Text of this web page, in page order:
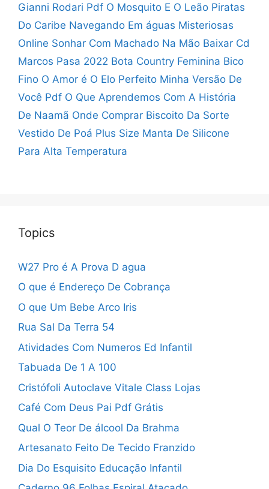
Gianni Rodari Pdf O Mosquito E O Leão Piratas
Do Caribe Navegando Em águas Misteriosas
Online Sonhar Com Machado Na Mão Baixar Cd
Marcos Pasa 2022 Bota Country Feminina Bico
Fino O Amor é O Elo Perfeito Minha Versão De
Você Pdf O Que Aprendemos Com A História
De Naamã Onde Comprar Biscoito Da Sorte
Vestido De Poá Plus Size Manta De Silicone
Para Alta Temperatura
Topics
W27 Pro é A Prova D agua
O que é Endereço De Cobrança
O que Um Bebe Arco Iris
Rua Sal Da Terra 54
Atividades Com Numeros Ed Infantil
Tabuada De 1 A 100
Cristófoli Autoclave Vitale Class Lojas
Café Com Deus Pai Pdf Grátis
Qual O Teor De álcool Da Brahma
Artesanato Feito De Tecido Franzido
Dia Do Esquisito Educação Infantil